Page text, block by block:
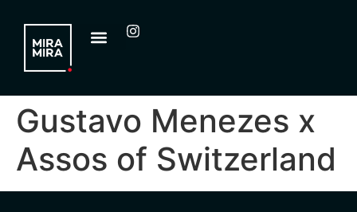
Gustavo Menezes x
Assos of Switzerland